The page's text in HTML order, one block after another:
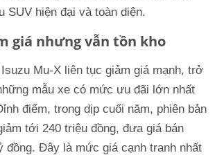
SUV hiện đại và toàn diện.
giá nhưng vẫn tồn kho
Mu-X liên tục giảm giá mạnh, trở
mẫu xe có mức ưu đãi lớn nhất
điểm, trong dịp cuối năm, phiên bản
tới 240 triệu đồng, đưa giá bán
đồng. Đây là mức giá cạnh tranh nhất